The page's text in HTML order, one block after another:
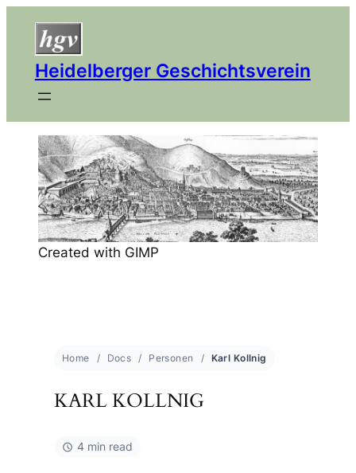
Heidelberger Geschichtsverein
Created with GIMP
Home Docs Personen Karl Kollnig
KARL KOLLNIG
4 min read